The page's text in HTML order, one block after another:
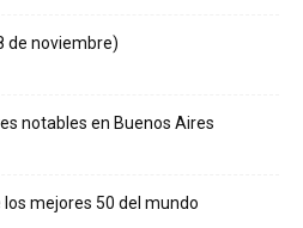
de noviembre)
notables en Buenos Aires
mejores 50 del mundo